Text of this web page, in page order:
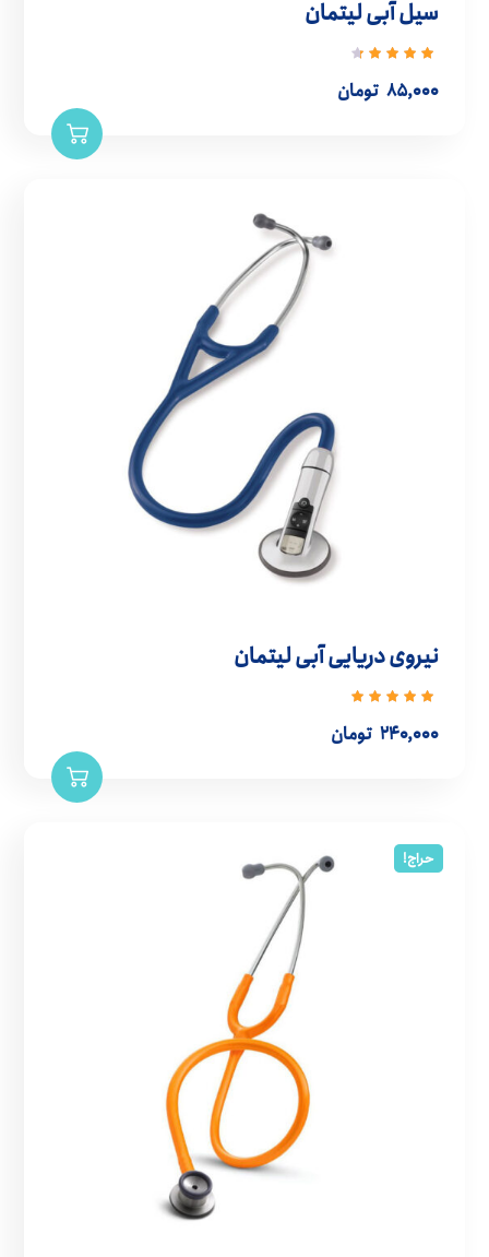
سیل آبی لیتمان
4.50 از
5
۸۵,۰۰۰ تومان
نیروی دریایی آبی لیتمان
5.00از
5
۲۴۰,۰۰۰ تومان
حراج!